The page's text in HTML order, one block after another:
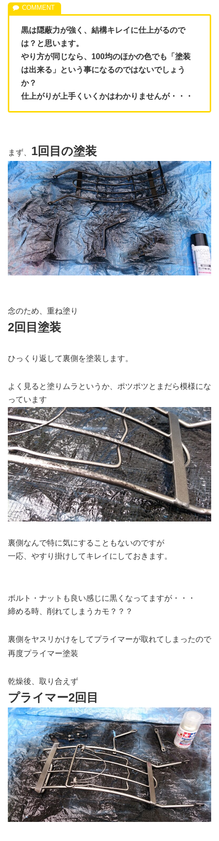
黒は隠蔽力が強く、結構キレイに仕上がるので
は？と思います。
やり方が同じなら、100均のほかの色でも「塗装
は出来る」という事になるのではないでしょう
か？
仕上がりが上手くいくかはわかりませんが・・・
まず、 1回目の塗装
念のため、重ね塗り
2回目塗装
ひっくり返して裏側を塗装します。
よく見ると塗りムラというか、ポツポツとまだら模様にな
っています
裏側なんで特に気にすることもないのですが
一応、やすり掛けしてキレイにしておきます。
ボルト・ナットも良い感じに黒くなってますが・・・
締める時、削れてしまうカモ？？？
裏側をヤスリかけをしてプライマーが取れてしまったので
再度プライマー塗装
乾燥後、取り合えず
プライマー2回目